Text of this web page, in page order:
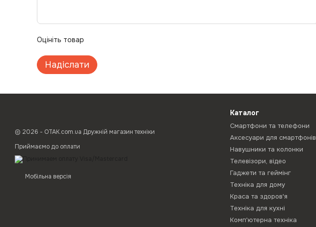
Оцініть товар
Надіслати
© 2026 - ОТАК.com.ua Дружній магазин техніки
Приймаємо до оплати
Мобільна версія
Каталог
Смартфони та телефони
Аксесуари для смартфонів
Навушники та колонки
Телевізори, відео
Гаджети та геймінг
Техніка для дому
Краса та здоров'я
Техніка для кухні
Комп'ютерна техніка